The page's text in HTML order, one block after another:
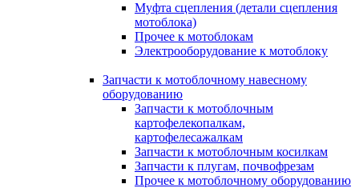
Муфта сцепления (детали сцепления
мотоблока)
Прочее к мотоблокам
Электрооборудование к мотоблоку
Запчасти к мотоблочному навесному
оборудованию
Запчасти к мотоблочным
картофелекопалкам,
картофелесажалкам
Запчасти к мотоблочным косилкам
Запчасти к плугам, почвофрезам
Прочее к мотоблочному оборудованию